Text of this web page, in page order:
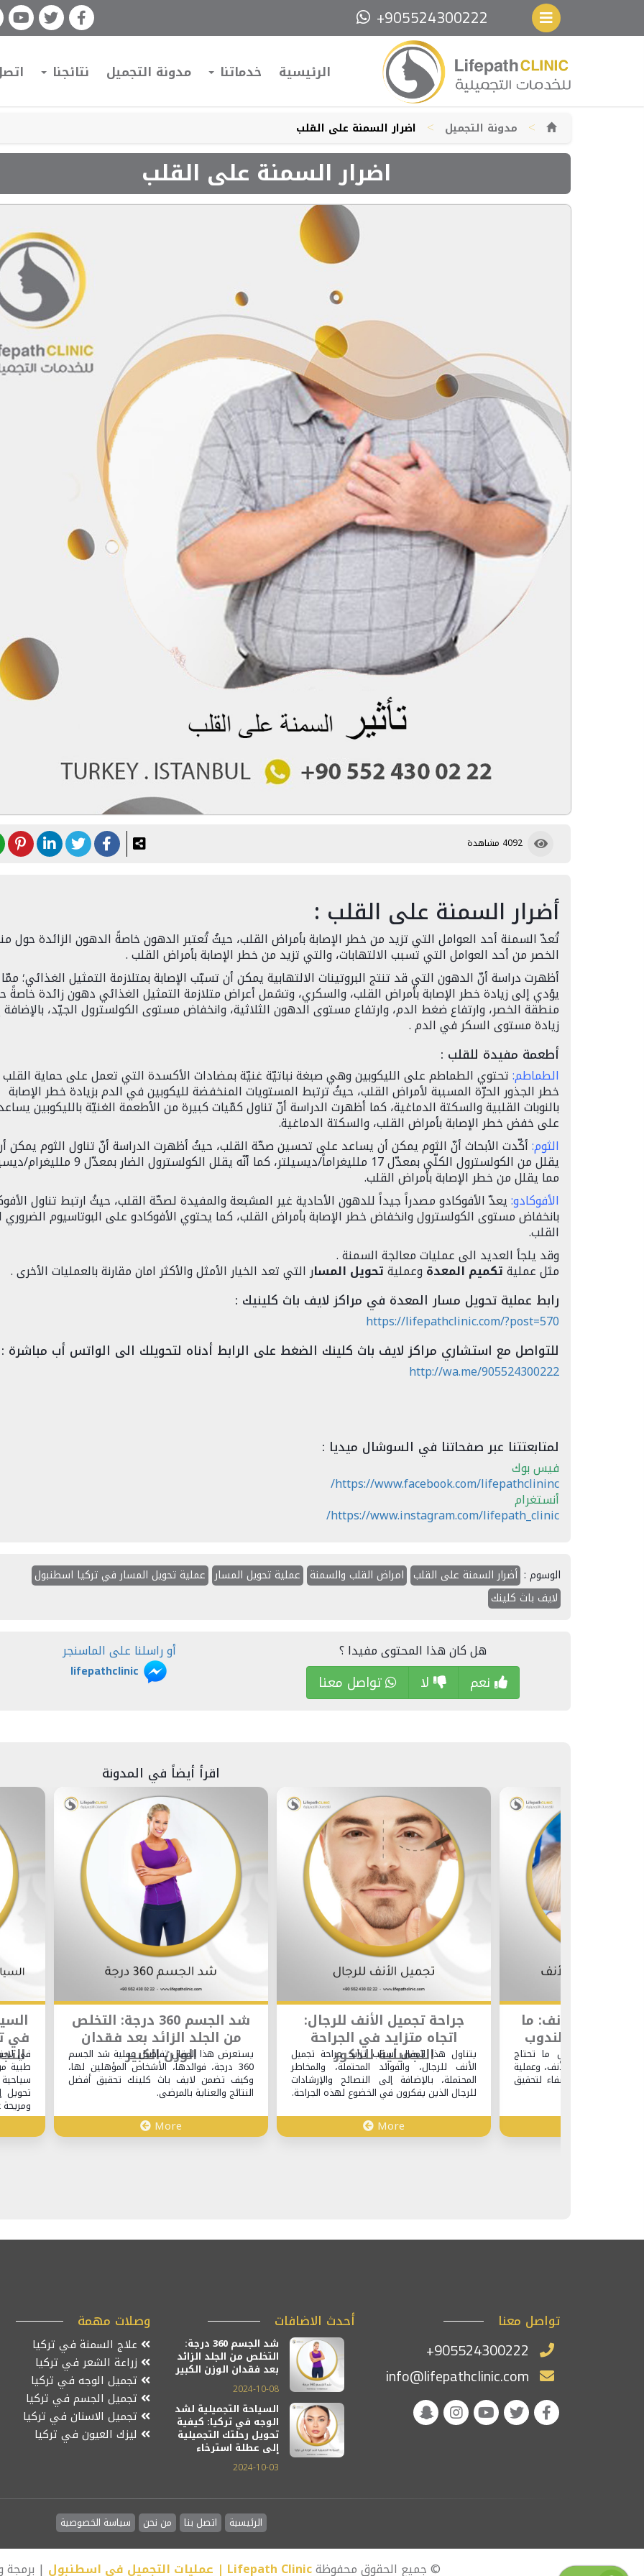
+905524300222
الرئيسية خدماتنا مدونة التجميل نتائجنا
> مدونة التجميل > اضرار السمنة على القلب
اضرار السمنة على القلب
4092 مشاهدة
أضرار السمنة على القلب :
تُعدّ السمنة أحد العوامل التي تزيد من خطر الإصابة بأمراض القلب، حيثُ تُعتبر الدهون خاصةً الدهون الزائدة حول
الخصر من أحد العوامل التي تسبب الالتهابات، والتي تزيد من خطر الإصابة بأمراض القلب .
أظهرت دراسة أنّ الدهون التي قد تنتج البروتينات الالتهابية يمكن أن تسبّب الإصابة بمتلازمة التمثيل الغذائي؛ ممّا
يؤدي إلى زيادة خطر الإصابة بأمراض القلب، والسكري، وتشمل أعراض متلازمة التمثيل الغذائي دهون زائدة خاصةً
منطقة الخصر، وارتفاع ضغط الدم، وارتفاع مستوى الدهون الثلاثية، وانخفاض مستوى الكولسترول الجيّد،
زيادة مستوى السكر في الدم .
أطعمة مفيدة للقلب :
الطماطم:تحتوي الطماطم على الليكوبين وهي صبغة نباتيّة غنيّة بمضادات الأكسدة التي تعمل على حماية
خطر الجذور الحرّة المسببة لأمراض القلب، حيثُ ترتبط المستويات المنخفضة لليكوبين في الدم بزيادة خطر الإصابة
بالنوبات القلبية والسكتة الدماغية، كما أظهرت الدراسة أنّ تناول كمّيات كبيرة من الأطعمة الغنيّة بالليكوبين
على خفض خطر الإصابة بأمراض القلب، والسكتة الدماغية.
الثوم:أكّدت الأبحاث أنّ الثوم يمكن أن يساعد على تحسين صحّة القلب، حيثُ أظهرت الدراسة أنّ تناول الثوم يمكن
يقلل من الكولسترول الكلّي بمعدّل 17 ملليغراماً/ديسيلتر، كما أنّه يقلل الكولسترول
مما يقلل من خطر الإصابة بأمراض القلب.
الأفوكادو:يعدّ الأفوكادو مصدراً جيداً للدهون الأحادية غير المشبعة والمفيدة لصحّة القلب، حيثُ ارتبط تناول
بانخفاض مستوى الكولسترول وانخفاض خطر الإصابة بأمراض القلب، كما يحتوي الأفوكادو على البوتاسيوم
القلب.
وقد يلجأ العديد الى عمليات معالجة السمنة .
مثل عمليةتكميم المعدة وعمليةتحويل المسار التي تعد الخيار الأمثل والأكثر امان مقارنة بالعمليات الأخرى .
رابط عملية تحويل مسار المعدة في مراكز لايف باث كلينيك :
https://lifepathclinic.com/?post=570
للتواصل مع استشاري مراكز لايف باث كلينك الضغط على الرابط أدناه لتحويلك الى الواتس أب مباشرة :
http://wa.me/905524300222
لمتابعتتنا عبر صفحاتنا في السوشال ميديا :
فيس بوك
https://www.facebook.com/lifepathclininc/
أنستغرام
https://www.instagram.com/lifepath_clinic/
الوسوم : أضرار السمنة على القلب امراض القلب والسمنة عملية تحويل المسار عملية تحويل المسار في تركيا اسطنبول
لايف باث كلينك
هل كان هذا المحتوى مفيدا ؟
نعم لا تواصل معنا
أو راسلنا على الماسنجر
lifepathclinic
اقرأ أيضاً في المدونة
جراحة تجميل الأنف للرجال:
اتجاه متزايد في الجراحة
التجميلية للذكور
يتناول هذا المقال أسباب تزايد جراحة تجميل
الأنف للرجال، والفوائد المحتملة، والمخاطر
المحتملة، بالإضافة إلى النصائح والإرشادات
للرجال الذين يفكرون في الخضوع لهذه الجراحة.
شد الجسم 360 درجة: التخلص
من الجلد الزائد بعد فقدان
الوزن الكبير
يستعرض هذا المقال تفاصيل عملية شد الجسم
360 درجة، فوائدها، الأشخاص المؤهلين لها،
وكيف تضمن لايف باث كلينك تحقيق أفضل
النتائج والعناية بالمرضى.
السياحة
في تركيا:
التجميلية
في لايف باث
طبية من الطراز
سياحية لا تُنسى.
تحويل إجراء
ومريحة عبر تركيا.
تواصل معنا
+905524300222
info@lifepathclinic.com
أحدث الاضافات
شد الجسم 360 درجة:
التخلص من الجلد الزائد
بعد فقدان الوزن الكبير
2024-10-08
السياحة التجميلية لشد
الوجه في تركيا: كيفية
تحويل رحلتك التجميلية
إلى عطلة استرخاء
2024-10-03
وصلات مهمة
علاج السمنة في تركيا
زراعة الشعر في تركيا
تجميل الوجه في تركيا
تجميل الجسم في تركيا
تجميل الاسنان في تركيا
ليزك العيون في تركيا
الرئيسية اتصل بنا من نحن سياسة الخصوصية
© جميع الحقوق محفوظةLifepath Clinic | عمليات التجميل في اسطنبول |